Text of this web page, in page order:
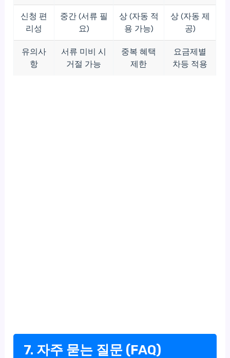
신청 편
리성
중간 (서류 필
요)
상 (자동 적
용 가능)
상 (자동 제
공)
유의사
항
서류 미비 시
거절 가능
중복 혜택
제한
요금제별
차등 적용
7. 자주 묻는 질문 (FAQ)